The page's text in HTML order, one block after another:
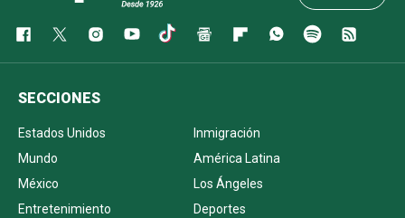
SECCIONES
Estados Unidos
Inmigración
Mundo
América Latina
México
Los Ángeles
Entretenimiento
Deportes